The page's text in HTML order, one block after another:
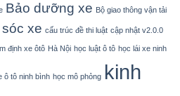
Bảo dưỡng xe Bộ giao thông vận tải
xe cấu trúc đề thi luật cập nhật v2.0.0
định xe ôtô Hà Nội học luật ô tô học lái xe ninh
ô tô ninh bình học mô phỏng kinh